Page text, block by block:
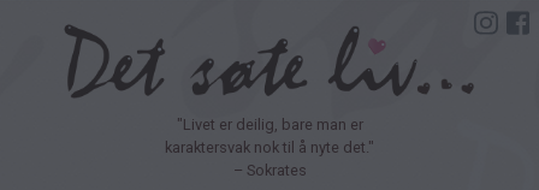
"Livet er deilig, bare man er
karaktersvak nok til å nyte det."
– Sokrates